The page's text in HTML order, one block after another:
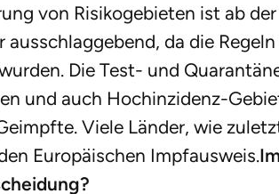
von Risikogebieten ist ab
ausschlaggebend, da die
Die Test- und
und auch Hochinzidenz-
Viele Länder, wie
Europäischen Impfausweis.